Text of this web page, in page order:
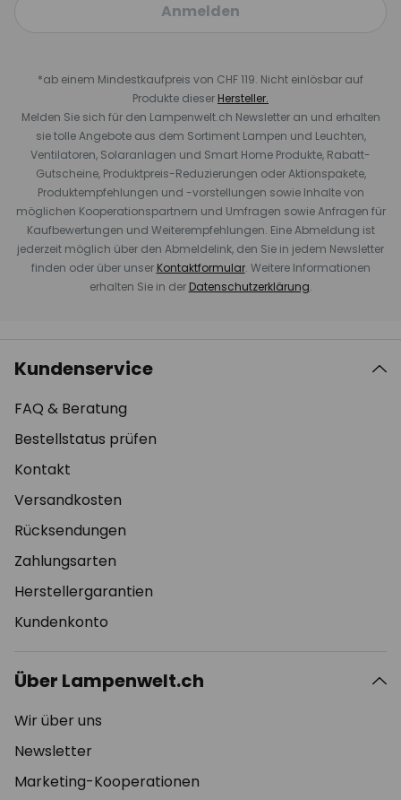
Anmelden
*ab einem Mindestkaufpreis von CHF 119. Nicht einlösbar auf
Produkte dieser Hersteller.
Melden Sie sich für den Lampenwelt.ch Newsletter an und erhalten
sie tolle Angebote aus dem Sortiment Lampen und Leuchten,
Ventilatoren, Solaranlagen und Smart Home Produkte, Rabatt-
Gutscheine, Produktpreis-Reduzierungen oder Aktionspakete,
Produktempfehlungen und -vorstellungen sowie Inhalte von
möglichen Kooperationspartnern und Umfragen sowie Anfragen für
Kaufbewertungen und Weiterempfehlungen. Eine Abmeldung ist
jederzeit möglich über den Abmeldelink, den Sie in jedem Newsletter
finden oder über unser Kontaktformular. Weitere Informationen
erhalten Sie in der Datenschutzerklärung.
Kundenservice
FAQ & Beratung
Bestellstatus prüfen
Kontakt
Versandkosten
Rücksendungen
Zahlungsarten
Herstellergarantien
Kundenkonto
Über Lampenwelt.ch
Wir über uns
Newsletter
Marketing-Kooperationen